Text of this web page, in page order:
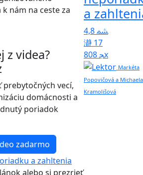
nám na ceste za
z videa?
prebytočných vecí,
domácnosti a
poriadok
zadarmo
alebo si prezrieť
a
4,8
17
808x
Markéta
Popovičová a Michaela
Kramolišová